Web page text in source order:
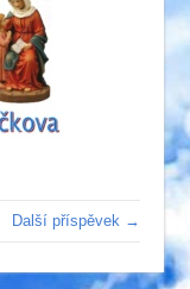
Další příspěvek →